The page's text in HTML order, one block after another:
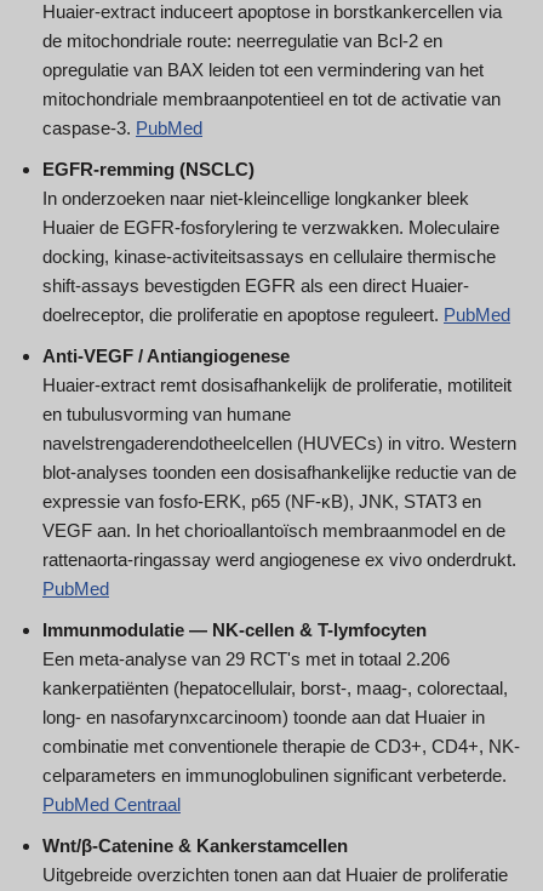
Huaier-extract induceert apoptose in borstkankercellen via
de mitochondriale route: neerregulatie van Bcl-2 en
opregulatie van BAX leiden tot een vermindering van het
mitochondriale membraanpotentieel en tot de activatie van
caspase-3. PubMed
EGFR-remming (NSCLC)
In onderzoeken naar niet-kleincellige longkanker bleek
Huaier de EGFR-fosforylering te verzwakken. Moleculaire
docking, kinase-activiteitsassays en cellulaire thermische
shift-assays bevestigden EGFR als een direct Huaier-
doelreceptor, die proliferatie en apoptose reguleert. PubMed
Anti-VEGF / Antiangiogenese
Huaier-extract remt dosisafhankelijk de proliferatie, motiliteit
en tubulusvorming van humane
navelstrengaderendotheelcellen (HUVECs) in vitro. Western
blot-analyses toonden een dosisafhankelijke reductie van de
expressie van fosfo-ERK, p65 (NF-κB), JNK, STAT3 en
VEGF aan. In het chorioallantoïsch membraanmodel en de
rattenaorta-ringassay werd angiogenese ex vivo onderdrukt.
PubMed
Immunmodulatie — NK-cellen & T-lymfocyten
Een meta-analyse van 29 RCT's met in totaal 2.206
kankerpatiënten (hepatocellulair, borst-, maag-, colorectaal,
long- en nasofarynxcarcinoom) toonde aan dat Huaier in
combinatie met conventionele therapie de CD3+, CD4+, NK-
celparameters en immunoglobulinen significant verbeterde.
PubMed Centraal
Wnt/β-Catenine & Kankerstamcellen
Uitgebreide overzichten tonen aan dat Huaier de proliferatie